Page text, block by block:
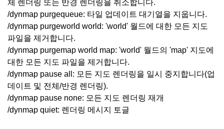
체 렌더링 또는 반경 렌더링을 취소합니다.
/dynmap purgequeue: 타일 업데이트 대기열을 지웁니다.
/dynmap purgeworld world: 'world' 월드에 대한 모든 지도
파일을 제거합니다.
/dynmap purgemap world map: 'world' 월드의 'map' 지도에
대한 모든 지도 파일을 제거합니다.
/dynmap pause all: 모든 지도 렌더링을 일시 중지합니다(업
데이트 및 전체/반경 렌더링).
/dynmap pause none: 모든 지도 렌더링 재개
/dynmap quiet: 렌더링 메시지 토글